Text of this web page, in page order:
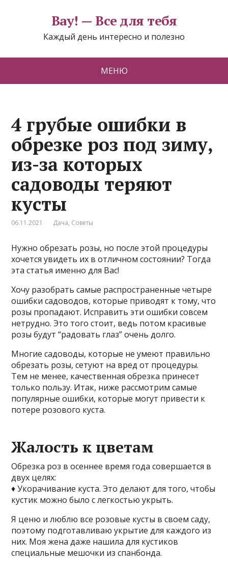
Вау! — Все для тебя
Каждый день интересно и полезно
МЕНЮ
4 грубые ошибки в
обрезке роз под зиму,
из-за которых
садоводы теряют
кусты
06.11.2021 Дача, Советы
Нужно обрезать розы, но после этой процедуры
хочется увидеть их в отличном состоянии? Тогда
эта статья именно для Вас!
Хочу разобрать самые распространенные четыре
ошибки садоводов, которые приводят к тому, что
розы пропадают. Исправить эти ошибки совсем
нетрудно. Это того стоит, ведь потом красивые
розы будут “радовать глаз” очень долго.
Многие садоводы, которые не умеют правильно
обрезать розы, сетуют на вред от процедуры.
Тем не менее, качественная обрезка принесет
только пользу. Итак, ниже рассмотрим самые
популярные ошибки, которые могут привести к
потере розового куста.
Жалость к цветам
Обрезка роз в осеннее время года совершается в
двух целях:
♦ Укорачивание куста. Это делают для того, чтобы
кустик можно было с легкостью укрыть.
Я ценю и люблю все розовые кусты в своем саду,
поэтому подготавливаю укрытие для каждого из
них. Моя жена даже нашила для кустиков
специальные мешочки из спанбонда.